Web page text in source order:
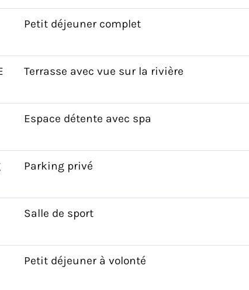
Petit déjeuner complet
Terrasse avec vue sur la rivière
Espace détente avec spa
Parking privé
Salle de sport
Petit déjeuner à volonté